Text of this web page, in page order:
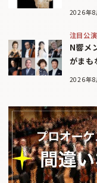
2026年8
注目公演
N響メ
がまも
2026年8